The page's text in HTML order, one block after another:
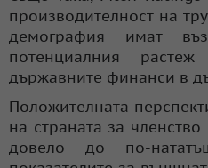
производителност на
демография имат
потенциалния
държавните финанси в
Положителната
на страната за
довело до по-